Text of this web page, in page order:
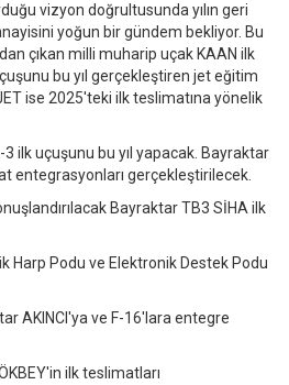
vizyon doğrultusunda yılın geri
yoğun bir gündem bekliyor. Bu
çıkan milli muharip uçak KAAN ilk
bu yıl gerçekleştiren jet eğitim
ise 2025'teki ilk teslimatına yönelik
3 ilk uçuşunu bu yıl yapacak. Bayraktar
entegrasyonları gerçekleştirilecek.
Bayraktar TB3 SİHA ilk
Harp Podu ve Elektronik Destek Podu
AKINCI'ya ve F-16'lara entegre
ilk teslimatları